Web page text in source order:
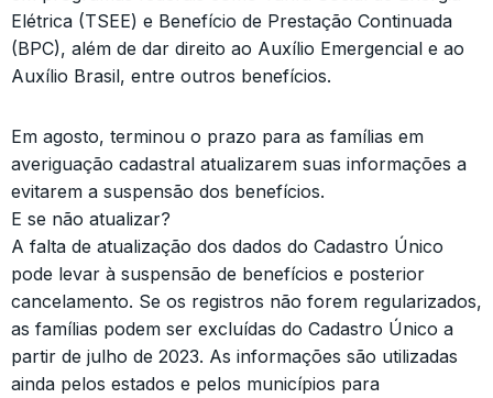
Elétrica (TSEE) e Benefício de Prestação Continuada
(BPC), além de dar direito ao Auxílio Emergencial e ao
Auxílio Brasil, entre outros benefícios.
Em agosto, terminou o prazo para as famílias em
averiguação cadastral atualizarem suas informações a
evitarem a suspensão dos benefícios.
E se não atualizar?
A falta de atualização dos dados do Cadastro Único
pode levar à suspensão de benefícios e posterior
cancelamento. Se os registros não forem regularizados,
as famílias podem ser excluídas do Cadastro Único a
partir de julho de 2023. As informações são utilizadas
ainda pelos estados e pelos municípios para